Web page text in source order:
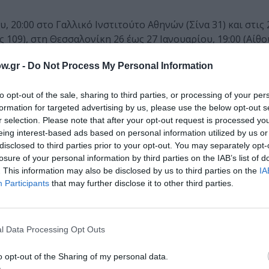
- Do Not Process My Personal Information
opt-out of the sale, sharing to third parties, or processing of your
for targeted advertising by us, please use the below opt-out
selection. Please note that after your opt-out request is processed
interest-based ads based on personal information utilized by us
to third parties prior to your opt-out. You may separately
of your personal information by third parties on the IAB’s list of
This information may also be disclosed by us to third parties on the
Participants that may further disclose it to other third parties.
Data Processing Opt Outs
opt-out of the Sharing of my personal data.
στο Γαλλικό Ινστιτούτο Αθηνών (Σίνα 31) και στις
στη Θεσσαλονίκη 26 έως 27 Ιανουαρίου, 19:00
Κινηματοθέατρο Βόλου), την Αμαλιάδα (Cine
Ιθάκη, Κέα, Κεφαλονιά, Κίμωλο, Κύθηρα, Μήλο,
με το Ινστιτούτο Cervantes, το Φεστιβάλ
με τις Εκδόσεις Καστανιώτη, Άγρα, Όπερα &
Now.
Ανδρέας Αποστολίδης ταξιδεύει στη
συγγραφέων Paco Ignacio Taibo II (Μεξικό),
και Claudia Pineiro (Αργεντινή).
στη συγγραφή νουάρ ιστοριών μυστηρίου, σε